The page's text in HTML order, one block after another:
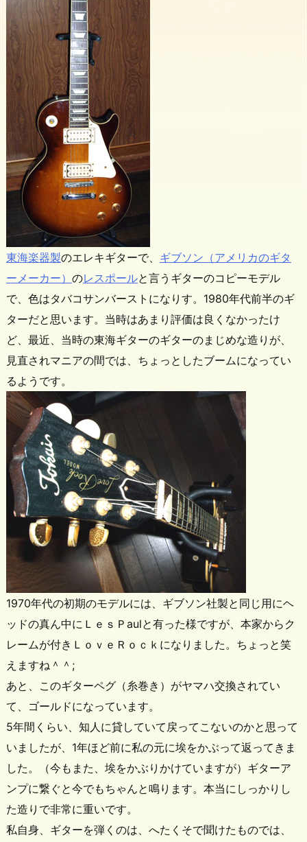
東海楽器製のエレキギターで、 ギブソン（アメリカのギタ
ーメーカー） のレスポールと言うギターのコピーモデル
で、色はタバコサンバーストになりす。1980年代前半のギ
ターだと思います。当時はあまり評価は良くなかったけ
ど、最近、当時の東海ギターのギターのまじめな造りが、
見直されマニアの間では、ちょっとしたブームになってい
るようです。
1970年代の初期のモデルには、ギブソン社製と同じ用にヘ
ッドの真ん中にＬｅｓＰaulと有った様ですが、本家からク
レームが付きＬｏｖｅＲｏｃｋになりました。ちょっと笑
えますね＾＾;
あと、このギターペグ（糸巻き）がヤマハ交換されてい
て、ゴールドになっています。
5年間くらい、知人に貸していて戻ってこないのかと思って
いましたが、1年ほど前に私の元に埃をかぶって返ってきま
した。（今もまた、埃をかぶりかけていますが）ギターア
ンプに繋ぐと今でもちゃんと鳴ります。本当にしっかりし
た造りで非常に重いです。
私自身、ギターを弾くのは、へたくそで聞けたものでは、